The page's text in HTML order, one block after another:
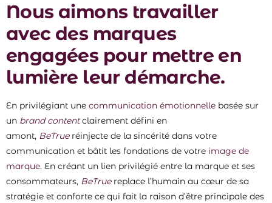
Nous aimons travailler
avec des marques
engagées pour mettre en
lumière leur démarche.
En privilégiant une communication émotionnelle basée sur
un brand contentclairement défini en
amont, BeTrue réinjecte de la sincérité dans votre
communication et bâtit les fondations de votre image de
marque. En créant un lien privilégié entre la marque et ses
consommateurs, BeTrue replace l’humain au cœur de sa
stratégie et conforte ce qui fait la raison d’être principale des